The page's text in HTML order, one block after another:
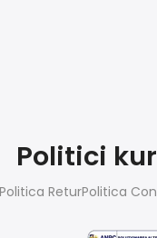
Politici
Politica ReturPolitica